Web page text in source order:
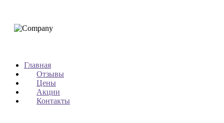
Главная
Отзывы
Цены
Акции
Контакты